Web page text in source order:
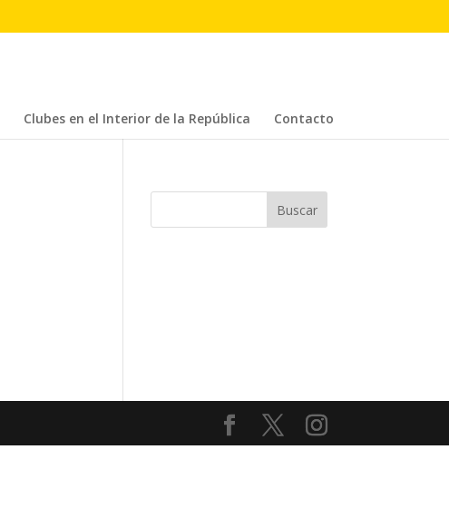
Clubes en el Interior de la República Contacto